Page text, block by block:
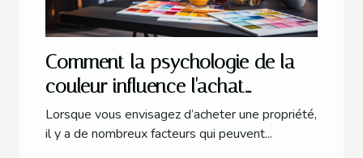
Comment la psychologie de la
couleur influence l'achat
immobilier
Lorsque vous envisagez d’acheter une propriété,
il y a de nombreux facteurs qui peuvent...